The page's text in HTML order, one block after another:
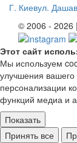
Г. Киевул.
© 2006 - 2026
Этот сайт
Мы используем
улучшения
персонализации
функций медиа и
Показать
Ad storage
Принять все